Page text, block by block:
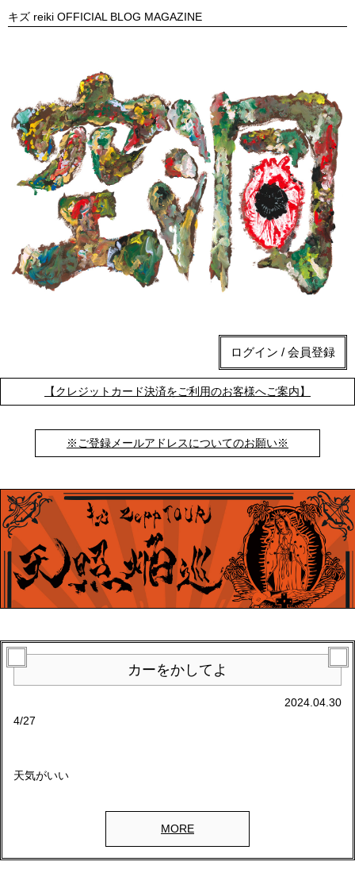
キズ reiki OFFICIAL BLOG MAGAZINE
ログイン / 会員登録
【クレジットカード決済をご利用のお客様へご案内】
※ご登録メールアドレスについてのお願い※
カーをかしてよ
2024.04.30
4/27
天気がいい
MORE